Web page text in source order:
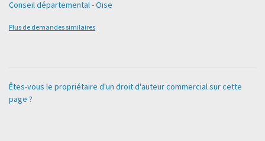
Conseil départemental - Oise
Plus de demandes similaires
Êtes-vous le propriétaire d'un droit d'auteur commercial sur cette
page ?